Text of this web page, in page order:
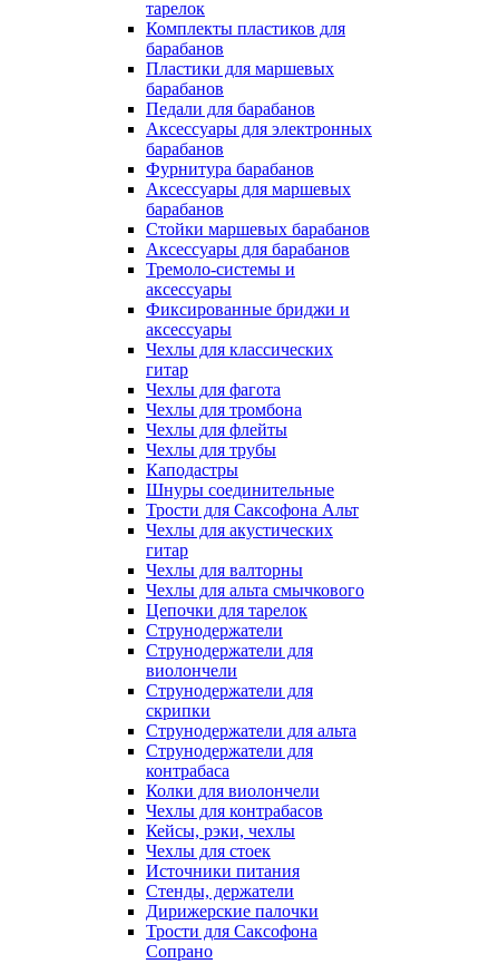
тарелок
Комплекты пластиков для
барабанов
Пластики для маршевых
барабанов
Педали для барабанов
Аксессуары для электронных
барабанов
Фурнитура барабанов
Аксессуары для маршевых
барабанов
Стойки маршевых барабанов
Аксессуары для барабанов
Тремоло-системы и
аксессуары
Фиксированные бриджи и
аксессуары
Чехлы для классических
гитар
Чехлы для фагота
Чехлы для тромбона
Чехлы для флейты
Чехлы для трубы
Каподастры
Шнуры соединительные
Трости для Саксофона Альт
Чехлы для акустических
гитар
Чехлы для валторны
Чехлы для альта смычкового
Цепочки для тарелок
Струнодержатели
Струнодержатели для
виолончели
Струнодержатели для
скрипки
Струнодержатели для альта
Струнодержатели для
контрабаса
Колки для виолончели
Чехлы для контрабасов
Кейсы, рэки, чехлы
Чехлы для стоек
Источники питания
Стенды, держатели
Дирижерские палочки
Трости для Саксофона
Сопрано